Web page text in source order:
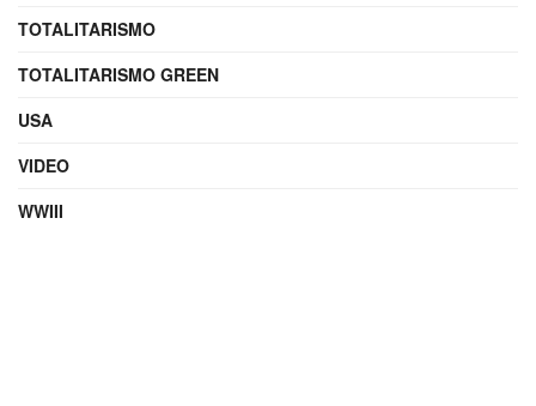
TOTALITARISMO
TOTALITARISMO GREEN
USA
VIDEO
WWIII